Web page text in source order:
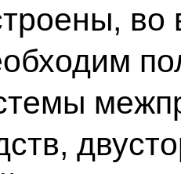
во